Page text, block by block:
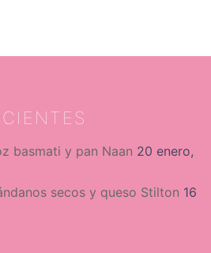
basmati y pan Naan 20 enero,
secos y queso Stilton 16